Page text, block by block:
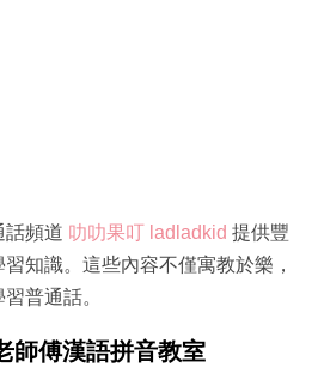
話頻道 叻叻果叮 ladladkid 提供豐
知識。這些內容不僅寓教於樂，
普通話。
師傅漢語拼音教室